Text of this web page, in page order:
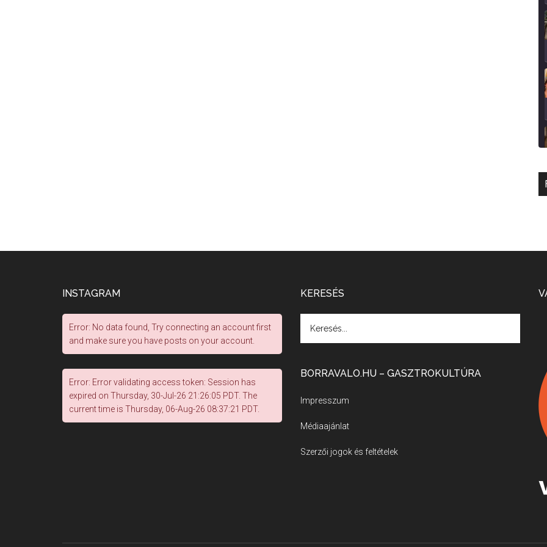
INSTAGRAM
Error: No data found, Try connecting an account first
and make sure you have posts on your account.
Error: Error validating access token: Session has
expired on Thursday, 30-Jul-26 21:26:05 PDT. The
current time is Thursday, 06-Aug-26 08:37:21 PDT.
KERESÉS
BORRAVALO.HU – GASZTROKULTÚRA
Impresszum
Médiaajánlat
Szerzői jogok és feltételek